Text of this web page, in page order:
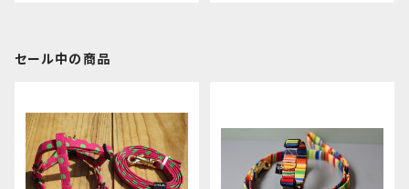
セール中の商品